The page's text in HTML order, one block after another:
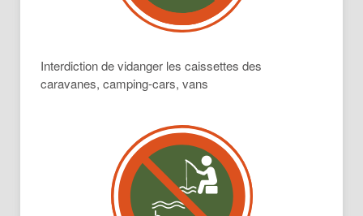
Interdiction de vidanger les caissettes des
caravanes, camping-cars, vans